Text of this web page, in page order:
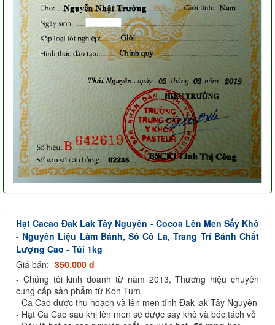
Hạt Cacao Đak Lak Tây Nguyên - Cocoa Lên Men Sấy Khô
- Nguyên Liệu Làm Bánh, Sô Cô La, Trang Trí Bánh Chất
Lượng Cao - Túi 1kg
Giá bán: 350.000 đ
- Chúng tôi kinh doanh từ năm 2013, Thương hiệu chuyên
cung cấp sản phẩm từ Kon Tum
- Ca Cao được thu hoạch và lên men tỉnh Đak lak Tây Nguyên
- Hạt Ca Cao sau khi lên men sẽ được sấy khô và bóc tách vỏ